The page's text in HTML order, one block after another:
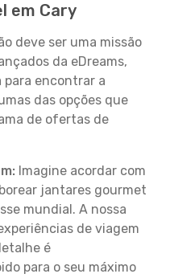
em Cary
deve ser uma missão
da eDreams,
para encontrar a
das opções que
de ofertas de
Imagine acordar com
jantares gourmet
mundial. A nossa
de viagem
é
para o seu máximo